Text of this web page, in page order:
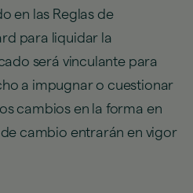
en las Reglas de
para liquidar la
será vinculante para
a impugnar o cuestionar
cambios en la forma en
cambio entrarán en vigor